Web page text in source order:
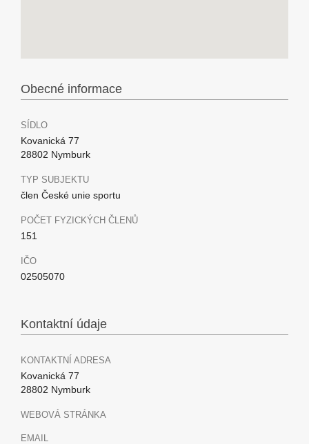
Obecné informace
SÍDLO
Kovanická 77
28802 Nymburk
TYP SUBJEKTU
člen České unie sportu
POČET FYZICKÝCH ČLENŮ
151
IČO
02505070
Kontaktní údaje
KONTAKTNÍ ADRESA
Kovanická 77
28802 Nymburk
WEBOVÁ STRÁNKA
EMAIL